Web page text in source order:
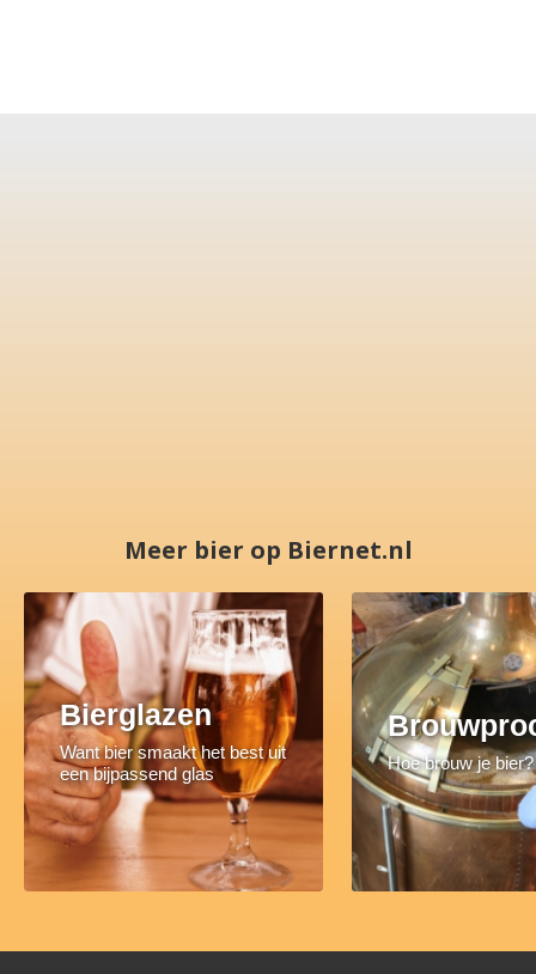
Meer bier op Biernet.nl
Bierglazen
Want bier smaakt het best uit
een bijpassend glas
Hoe brouw je bier?